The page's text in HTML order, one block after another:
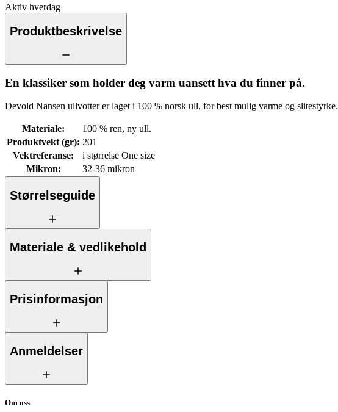
Aktiv hverdag
Produktbeskrivelse
En klassiker som holder deg varm uansett hva du finner på.
Devold Nansen ullvotter er laget i 100 % norsk ull, for best mulig varme og slitestyrke.
Materiale:
100 % ren, ny ull.
Produktvekt (gr): 201
Vektreferanse:
i størrelse One size
Mikron: 32-36 mikron
Størrelseguide
Materiale & vedlikehold
Prisinformasjon
Anmeldelser
Om oss